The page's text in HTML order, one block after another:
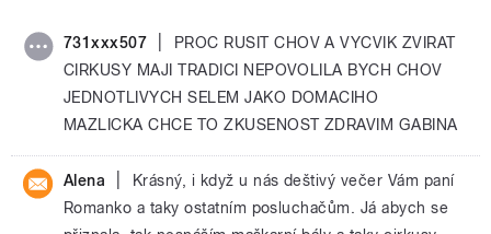
731xxx507
PROC RUSIT CHOV A VYCVIK ZVIRAT
CIRKUSY MAJI TRADICI NEPOVOLILA BYCH CHOV
JEDNOTLIVYCH SELEM JAKO DOMACIHO
MAZLICKA CHCE TO ZKUSENOST ZDRAVIM GABINA
Alena
Krásný, i když u nás deštivý večer Vám paní
Romanko a taky ostatním posluchačům. Já abych se